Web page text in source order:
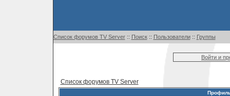
Список форумов TV Server:: Поиск:: Пользователи:: Группы
Войти и
Список форумов TV Server